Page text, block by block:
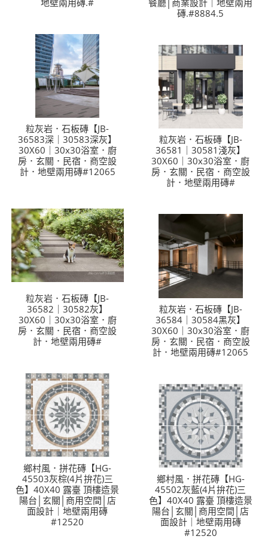
磚.#8884.5
粒灰岩．石板磚【JB-
36583深｜30583深灰】
30X60｜30x30浴室．廚
房．玄關．民宿．商空設
計．地壁兩用磚#12065
粒灰岩．石板磚【JB-
36581｜30581淺灰】
30X60｜30x30浴室．廚
房．玄關．民宿．商空設
計．地壁兩用磚#
粒灰岩．石板磚【JB-
36582｜30582灰】
30X60｜30x30浴室．廚
房．玄關．民宿．商空設
計．地壁兩用磚#
粒灰岩．石板磚【JB-
36584｜30584黑灰】
30X60｜30x30浴室．廚
房．玄關．民宿．商空設
計．地壁兩用磚#12065
鄉村風．拼花磚【HG-
45503灰棕(4片拚花)三
色】40X40 露臺 頂樓造景
陽台│玄關│商用空間│店
面設計｜地壁兩用磚
#12520
鄉村風．拼花磚【HG-
45502灰藍(4片拚花)三
色】40X40 露臺 頂樓造景
陽台│玄關│商用空間│店
面設計｜地壁兩用磚
#12520